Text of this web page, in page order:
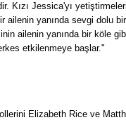
Kızı Jessica'yı
ailenin yanında sevgi dolu
ailenin yanında bir köle
etkilenmeye başlar."
Elizabeth Rice ve